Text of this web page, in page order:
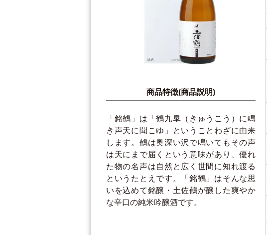
商品特徴(商品説明)
「銘鶴」は「鶴九皐（きゅうこう）に鳴
き声天に聞こゆ」ということわざに由来
します。鶴は奥深い沢で鳴いてもその声
は天にまで届くという意味があり、優れ
た物の名声は自然と広く世間に知れ渡る
というたとえです。「銘鶴」はそんな思
いを込めて銘醸・土佐鶴が醸した爽やか
な辛口の純米吟醸酒です。